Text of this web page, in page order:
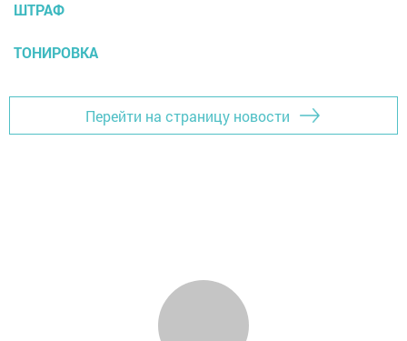
ШТРАФ
ТОНИРОВКА
Перейти на страницу новости